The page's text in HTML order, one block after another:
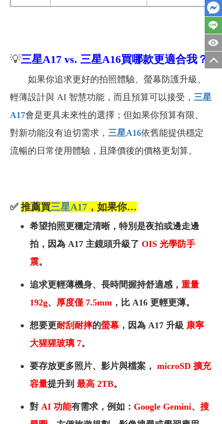
💡三星A17 vs. 三星A16買哪款更適合我？
如果你追求更好的拍照體驗、螢幕防護升級、
輕薄設計與 AI 智慧功能，而且預算可以接受， 三星
A17會是更具未來性的選擇；但如果你預算有限、
對新功能沒有迫切需求， 三星A16依舊能提供穩定
流暢的日常使用體驗，且降價後的價格更划算。
✅ 推薦買三星A17 ，如果你…
希望拍照更穩定清晰，特別是夜拍或邊走邊
拍，因為 A17 主鏡頭升級了 OIS 光學防手
震。
追求更輕薄機身、長時間握持舒適感， 重量
192g、 厚度僅 7.5mm ，比 A16 更輕更薄。
想要更耐刮耐摔的螢幕，因為 A17 升級 康寧
大猩猩玻璃 7。
要存放更多照片、影片與檔案， microSD 擴充
容量提升到 最高 2TB。
對 AI 功能有需求，例如： Google Gemini、 搜